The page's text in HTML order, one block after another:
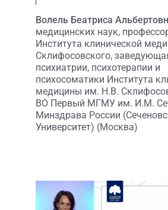
Волель Беатриса
медицинских наук,
Института клинической
Склифосовского,
психиатрии, психотерапии и
психосоматики Института
медицины им. Н.В.
ВО Первый МГМУ им. И.М.
Минздрава России
Университет) (Москва)